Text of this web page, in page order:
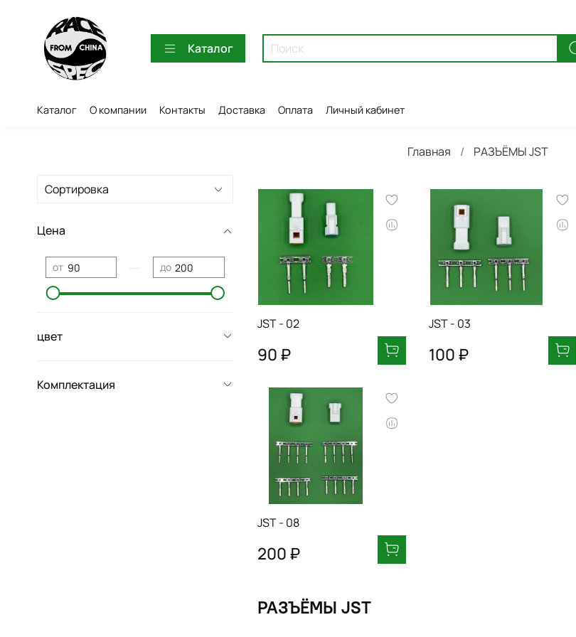
Каталог
Каталог О компании Контакты Доставка Оплата Личный кабинет
Главная РАЗЪЁМЫ JST
JST - 02
90 ₽
JST - 03
100 ₽
JST - 08
200 ₽
РАЗЪЁМЫ JST
Цена
от до
цвет
Комплектация